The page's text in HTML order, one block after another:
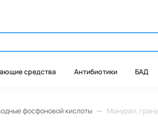
средства Антибиотики БАД
фосфоновой кислоты Монурал,